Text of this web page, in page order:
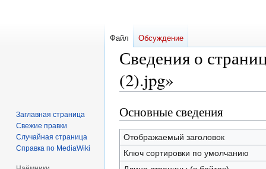
Сведения о
(2).jpg»
Перейти
к
навигации
Перейти
к
поиску
Основные сведения
Отображаемый заголовок
Ключ сортировки по умолчанию
Файл Обсуждение
Заглавная страница
Свежие правки
Случайная страница
Справка по MediaWiki